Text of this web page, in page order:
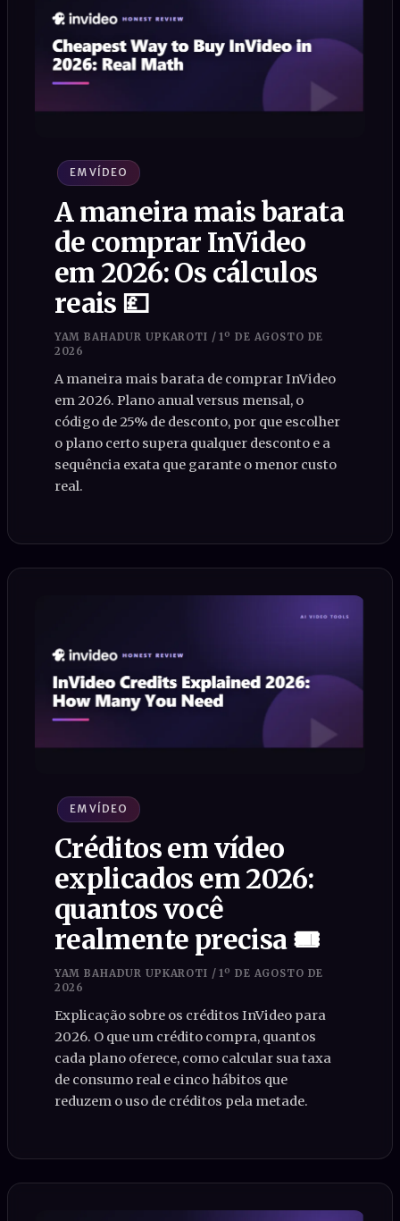
EM VÍDEO
A maneira mais barata
de comprar InVideo
em 2026: Os cálculos
reais 💷
YAM BAHADUR UPKAROTI /1º DE AGOSTO DE
2026
A maneira mais barata de comprar InVideo
em 2026. Plano anual versus mensal, o
código de 25% de desconto, por que escolher
o plano certo supera qualquer desconto e a
sequência exata que garante o menor custo
real.
EM VÍDEO
Créditos em vídeo
explicados em 2026:
quantos você
realmente precisa 🎟️
YAM BAHADUR UPKAROTI /1º DE AGOSTO DE
2026
Explicação sobre os créditos InVideo para
2026. O que um crédito compra, quantos
cada plano oferece, como calcular sua taxa
de consumo real e cinco hábitos que
reduzem o uso de créditos pela metade.